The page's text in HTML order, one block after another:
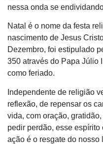
nessa onda se
Natal é o nome da festa
nascimento de Jesus
Dezembro, foi estipulado
350 através do Papa Júlio
como feriado.
Independente de religião
reflexão, de repensar os
vida, com oração,
pedir perdão, esse
ação é o resgate do